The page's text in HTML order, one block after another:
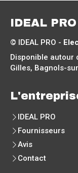
IDEAL PRO
© IDEAL PRO -
Disponible autour
Gilles, Bagnols-
IDEAL PRO
Fournisseurs
Avis
Contact